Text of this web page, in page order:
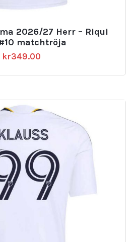
2026/27 Herr – Riqui
matchtröja
kr349.00